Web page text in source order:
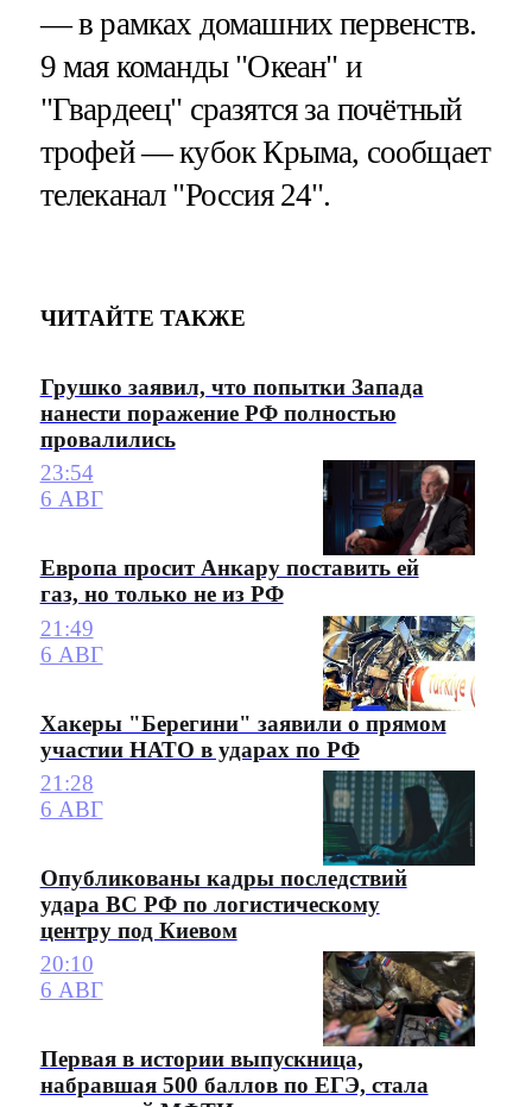
— в рамках домашних первенств.
9 мая команды "Океан" и
"Гвардеец" сразятся за почётный
трофей — кубок Крыма, сообщает
телеканал "Россия 24".
ЧИТАЙТЕ ТАКЖЕ
Грушко заявил, что попытки Запада
нанести поражение РФ полностью
провалились
23:54
6 АВГ
Европа просит Анкару поставить ей
газ, но только не из РФ
21:49
6 АВГ
Хакеры "Берегини" заявили о прямом
участии НАТО в ударах по РФ
21:28
6 АВГ
Опубликованы кадры последствий
удара ВС РФ по логистическому
центру под Киевом
20:10
6 АВГ
Первая в истории выпускница,
набравшая 500 баллов по ЕГЭ, стала